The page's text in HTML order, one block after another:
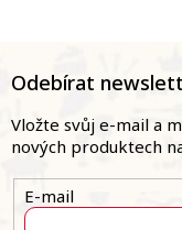
a
Odebírat
Vložte svůj e-mail a
nových produktech
E-mail